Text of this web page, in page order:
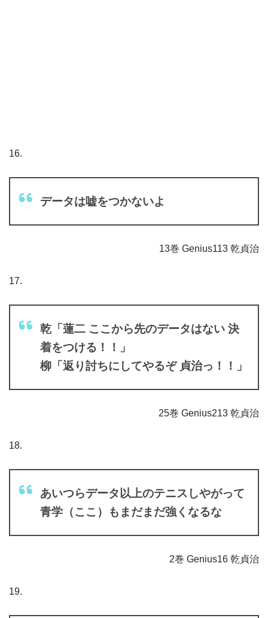
16.
データは嘘をつかないよ
13巻 Genius113 乾貞治
17.
乾「蓮二 ここから先のデータはない 決
着をつける！！」
柳「返り討ちにしてやるぞ 貞治っ！！」
25巻 Genius213 乾貞治
18.
あいつらデータ以上のテニスしやがって
青学（ここ）もまだまだ強くなるな
2巻 Genius16 乾貞治
19.